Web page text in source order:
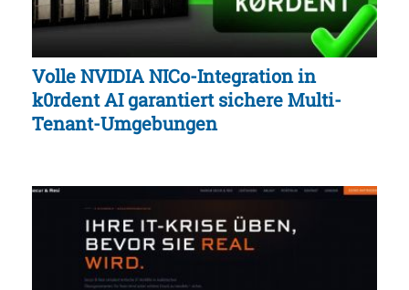
Volle NVIDIA NICo-Integration in
k0rdent AI garantiert sichere Multi-
Tenant-Umgebungen